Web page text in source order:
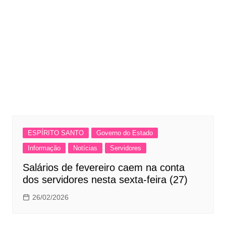
ESPÍRITO SANTO
Governo do Estado
Informação
Notícias Servidores
Salários de fevereiro caem na conta
dos servidores nesta sexta-feira (27)
26/02/2026